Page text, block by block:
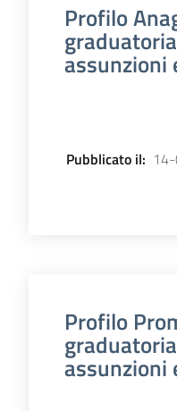
Profilo
assunzioni
Pubblicato il:
Profilo
assunzioni